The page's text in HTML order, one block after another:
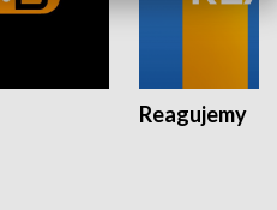
Reagujemy